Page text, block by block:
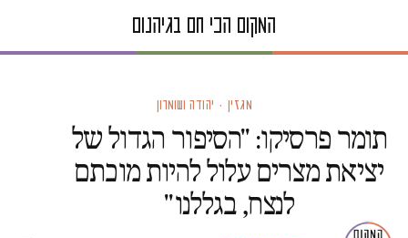
מגזין · יהודה ושומרון
תומר פרסיקו: "הסיפור הגדול של
יציאת מצרים עלול להיות מוכתם
לנצח, בגללנו"